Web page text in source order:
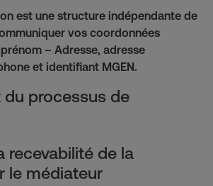
est une structure indépendante de
vos coordonnées
– Adresse, adresse
et identifiant MGEN.
du processus de
recevabilité de la
le médiateur